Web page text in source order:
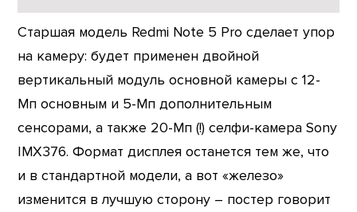
Старшая модель Redmi Note 5 Pro сделает упор
на камеру: будет применен двойной
вертикальный модуль основной камеры с 12-
Мп основным и 5-Мп дополнительным
сенсорами, а также 20-Мп (!) селфи-камера Sony
IMX376. Формат дисплея останется тем же, что
и в стандартной модели, а вот «железо»
изменится в лучшую сторону – постер говорит